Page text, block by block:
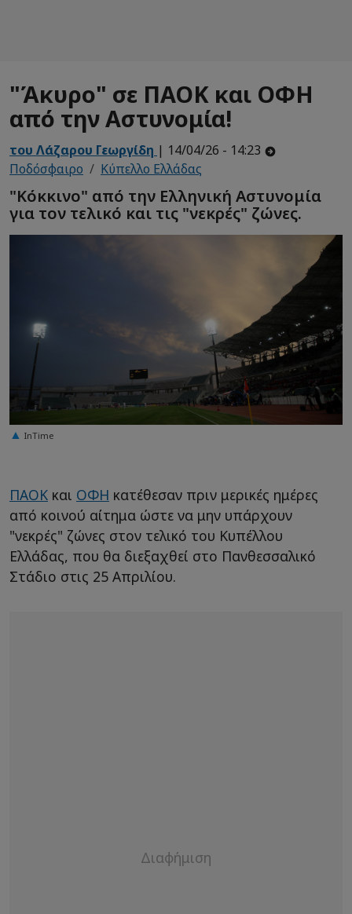
"Άκυρο" σε ΠΑΟΚ και ΟΦΗ
από την Αστυνομία!
του Λάζαρου Γεωργίδη | 14/04/26 - 14:23
Ποδόσφαιρο
Κύπελλο Ελλάδας
"Κόκκινο" από την Ελληνική Αστυνομία
για τον τελικό και τις "νεκρές" ζώνες.
InTime
ΠΑΟΚ και ΟΦΗ κατέθεσαν πριν μερικές ημέρες
από κοινού αίτημα ώστε να μην υπάρχουν
"νεκρές" ζώνες στον τελικό του Κυπέλλου
Ελλάδας, που θα διεξαχθεί στο Πανθεσσαλικό
Στάδιο στις 25 Απριλίου.